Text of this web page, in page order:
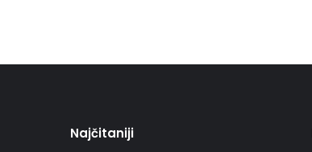
Najčitaniji